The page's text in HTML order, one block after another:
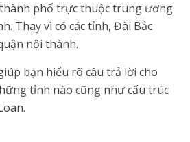
phố trực thuộc trung ương
Thay vì có các tỉnh, Đài Bắc
nội thành.
bạn hiểu rõ câu trả lời cho
tỉnh nào cũng như cấu trúc